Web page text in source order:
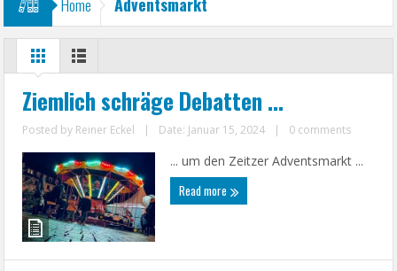
Home
Ziemlich schräge Debatten …
Posted by Reiner Eckel | Date: Januar 15, 2024 | 0 comments
... um den Zeitzer Adventsmarkt ...
Read more